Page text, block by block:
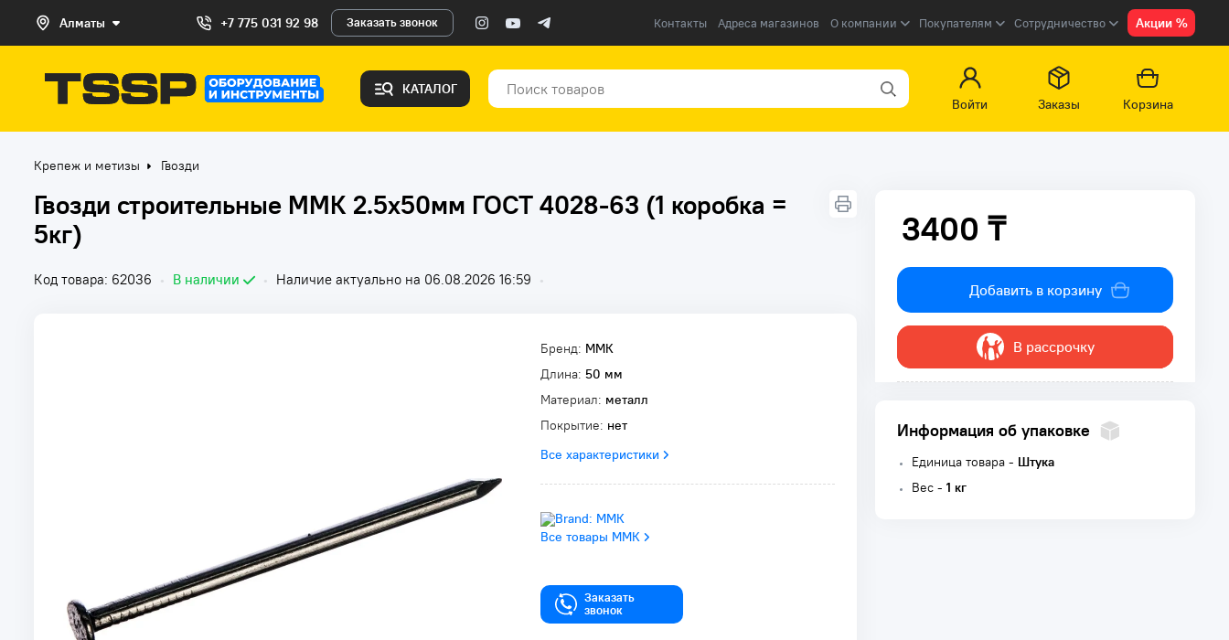
Алматы +7 775 031 92 98 Заказать звонок Контакты Адреса магазинов О компании Покупателям Сотрудничество Акции %
КАТАЛОГ
Войти
Заказы Корзина
Крепеж и метизы Гвозди
Гвозди строительные ММК 2.5х50мм ГОСТ 4028-63 (1 коробка =
5кг)
Код товара: 62036 • В наличии • Наличие актуально на 06.08.2026 16:59 •
Бренд: ММК
Длина: 50 мм
Материал: металл
Покрытие: нет
Все характеристики
Все товары ММК
Заказать
звонок
3400 ₸
3400 ₸
Добавить в корзину
В рассрочку
Информация об упаковке
Единица товара - Штука
Вес - 1 кг